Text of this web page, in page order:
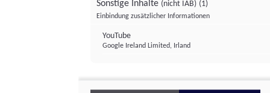
Sonstige Inhalte (nicht IAB) (1)
Einbindung zusätzlicher Informationen
YouTube
Google Ireland Limited, Irland